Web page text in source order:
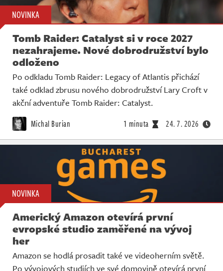
NOVINKA
Tomb Raider: Catalyst si v roce 2027
nezahrajeme. Nové dobrodružství bylo
odloženo
Po odkladu Tomb Raider: Legacy of Atlantis přichází
také odklad zbrusu nového dobrodružství Lary Croft v
akční adventuře Tomb Raider: Catalyst.
Michal Burian 1 minuta 24. 7. 2026
NOVINKA
Americký Amazon otevírá první
evropské studio zaměřené na vývoj
her
Amazon se hodlá prosadit také ve videoherním světě.
Po vývojových studiích ve své domovině otevírá první